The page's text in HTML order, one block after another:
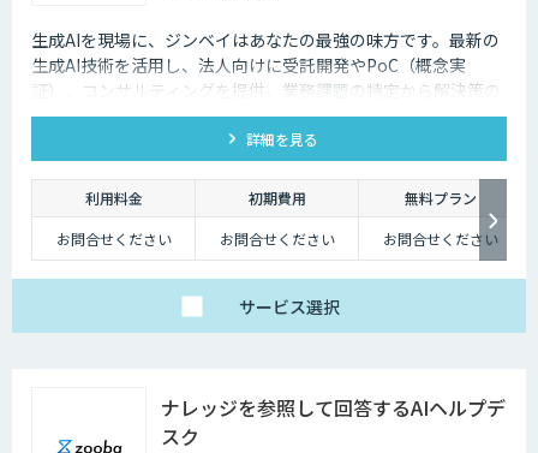
生成AIを現場に、ジンベイはあなたの最強の味方です。最新の
生成AI技術を活用し、法人向けに受託開発やPoC（概念実
証）、コンサルティングを提供。業務課題の特定から解決策の
実現、DX推進まで一気通貫でサポートします。
詳細を見る
利用料金 初期費用
無料プラン
お問合せください
お問合せください お問合せください
サービス選択
ナレッジを参照して回答するAIヘルプデ
スク